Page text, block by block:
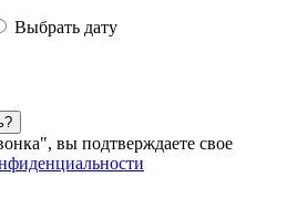
Выбрать дату
вы подтверждаете свое